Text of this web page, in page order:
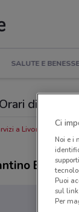
SALUTE E
di
a Livorno
Eni
Ci
Noi e i
Puoi
sul
Per